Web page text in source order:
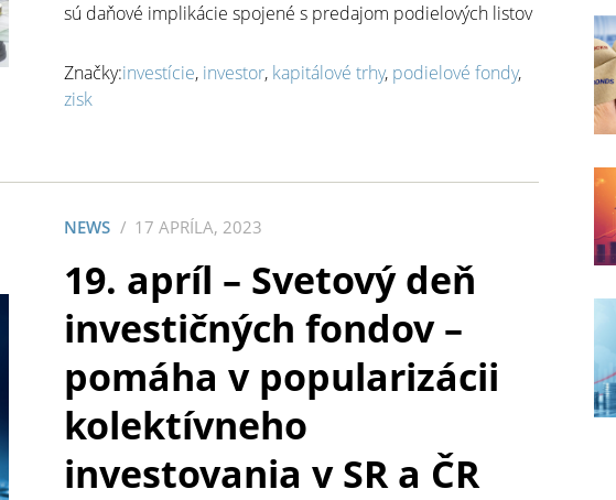
sú daňové implikácie spojené s predajom podielových listov
Značky:investície, investor, kapitálové trhy, podielové fondy,
zisk
NEWS 17 APRÍLA, 2023
19. apríl – Svetový deň
investičných fondov –
pomáha v popularizácii
kolektívneho
investovania v SR a ČR